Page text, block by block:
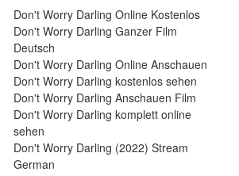
Don't Worry Darling Online Kostenlos
Don't Worry Darling Ganzer Film
Deutsch
Don't Worry Darling Online Anschauen
Don't Worry Darling kostenlos sehen
Don't Worry Darling Anschauen Film
Don't Worry Darling komplett online
sehen
Don't Worry Darling (2022) Stream
German